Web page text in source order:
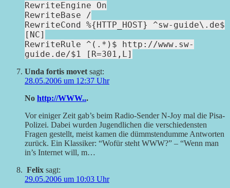
RewriteEngine On
RewriteBase /
RewriteCond %{HTTP_HOST} ^sw-guide\.de$
[NC]
RewriteRule ^(.*)$ http://www.sw-
guide.de/$1 [R=301,L]
Unda fortis movet sagt:
28.05.2006 um 12:37 Uhr
No http://WWW...
Vor einiger Zeit gab’s beim Radio-Sender N-Joy mal die Pisa-
Polizei. Dabei wurden Jugendlichen die verschiedensten
Fragen gestellt, meist kamen die dümmstendumme Antworten
zurück. Ein Klassiker: “Wofür steht WWW?” – “Wenn man
in’s Internet will, m…
Felix sagt:
29.05.2006 um 10:03 Uhr